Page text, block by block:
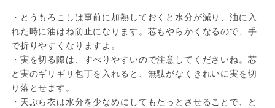
・とうもろこしは事前に加熱しておくと水分が減り、油に入
れた時に油はね防止になります。芯もやらかくなるので、手
で折りやすくなりますよ。
・実を切る際は、すべりやすいので注意してくださいね。芯
と実のギリギリ包丁を入れると、無駄がなくきれいに実を切
り落とせます。
・天ぷら衣は水分を少なめにしてもたっとさせることで、と